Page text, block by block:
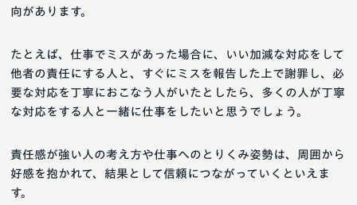
向があります。
たとえば、仕事でミスがあった場合に、いい加減な対応をして
他者の責任にする人と、すぐにミスを報告した上で謝罪し、必
要な対応を丁寧におこなう人がいたとしたら、多くの人が丁寧
な対応をする人と一緒に仕事をしたいと思うでしょう。
責任感が強い人の考え方や仕事へのとりくみ姿勢は、周囲から
好感を抱かれて、結果として信頼につながっていくといえま
す。